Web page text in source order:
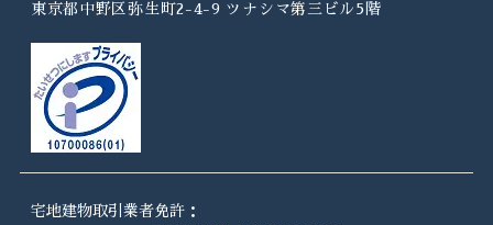
東京都中野区弥生町2-4-9 ツナシマ第三ビル5階
宅地建物取引業者免許：